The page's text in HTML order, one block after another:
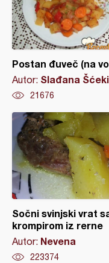
Postan đuveč (na
Autor: Slađana
21676
Sočni svinjski vrat
krompirom iz rerne
Autor: Nevena
223374